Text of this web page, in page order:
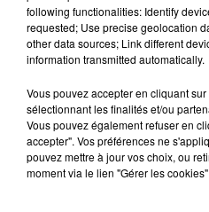
following functionalities: Identify
requested; Use precise geolocation
other data sources; Link different
information transmitted automatically.
Vous pouvez accepter en cliquant
sélectionnant les finalités et/ou
Vous pouvez également refuser en
accepter". Vos préférences ne
pouvez mettre à jour vos choix, ou
moment via le lien "Gérer les